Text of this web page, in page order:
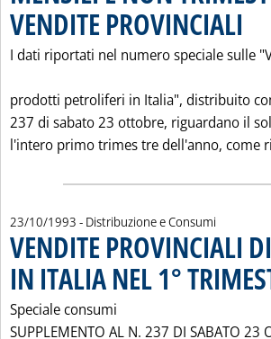
VENDITE PROVINCIALI
I dati riportati nel numero speciale sulle
prodotti petroliferi in Italia", distribuito
237 di sabato 23 ottobre, riguardano il
l'intero primo trimes tre dell'anno, come
23/10/1993 - Distribuzione e Consumi
VENDITE PROVINCIALI
IN ITALIA NEL 1°
Speciale consumi
SUPPLEMENTO AL N. 237 DI SABATO 23